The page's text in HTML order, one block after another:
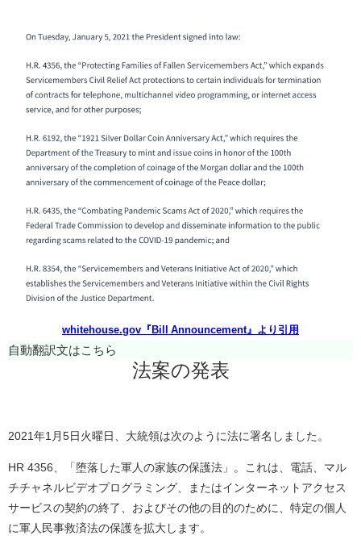
whitehouse.gov『Bill Announcement』より引用
自動翻訳文はこちら
法案の発表
2021年1月5日火曜日、大統領は次のように法に署名しました。
HR 4356、「堕落した軍人の家族の保護法」。これは、電話、マル
チチャネルビデオプログラミング、またはインターネットアクセス
サービスの契約の終了、およびその他の目的のために、特定の個人
に軍人民事救済法の保護を拡大します。